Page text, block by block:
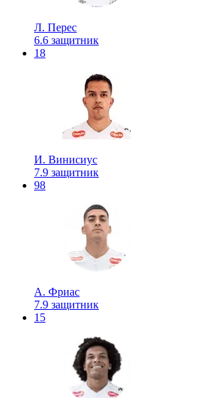
Л. Перес
6.6 защитник
18
И. Винисиус
7.9 защитник
98
А. Фриас
7.9 защитник
15